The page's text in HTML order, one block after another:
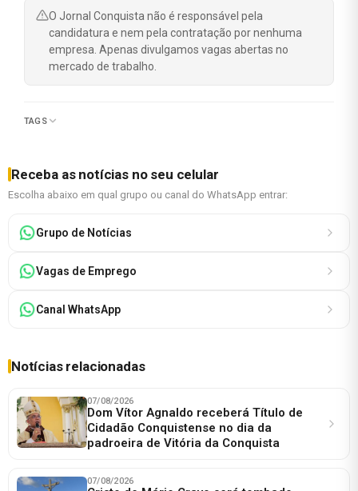
O Jornal Conquista não é responsável pela
candidatura e nem pela contratação por nenhuma
empresa. Apenas divulgamos vagas abertas no
mercado de trabalho.
TAGS
Receba as notícias no seu celular
Escolha abaixo em qual grupo ou canal do WhatsApp entrar:
Grupo de Notícias
Vagas de Emprego
Canal WhatsApp
Notícias relacionadas
07/08/2026
Dom Vítor Agnaldo receberá Título de
Cidadão Conquistense no dia da
padroeira de Vitória da Conquista
07/08/2026